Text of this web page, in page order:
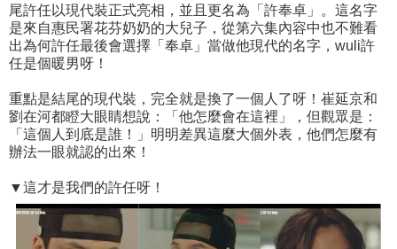
尾許任以現代裝正式亮相，並且更名為「許奉卓」。這名字
是來自惠民署花芬奶奶的大兒子，從第六集內容中也不難看
出為何許任最後會選擇「奉卓」當做他現代的名字，wuli許
任是個暖男呀！
重點是結尾的現代裝，完全就是換了一個人了呀！崔延京和
劉在河都瞪大眼睛想說：「他怎麼會在這裡」，但觀眾是：
「這個人到底是誰！」明明差異這麼大個外表，他們怎麼有
辦法一眼就認的出來！
▼這才是我們的許任呀！